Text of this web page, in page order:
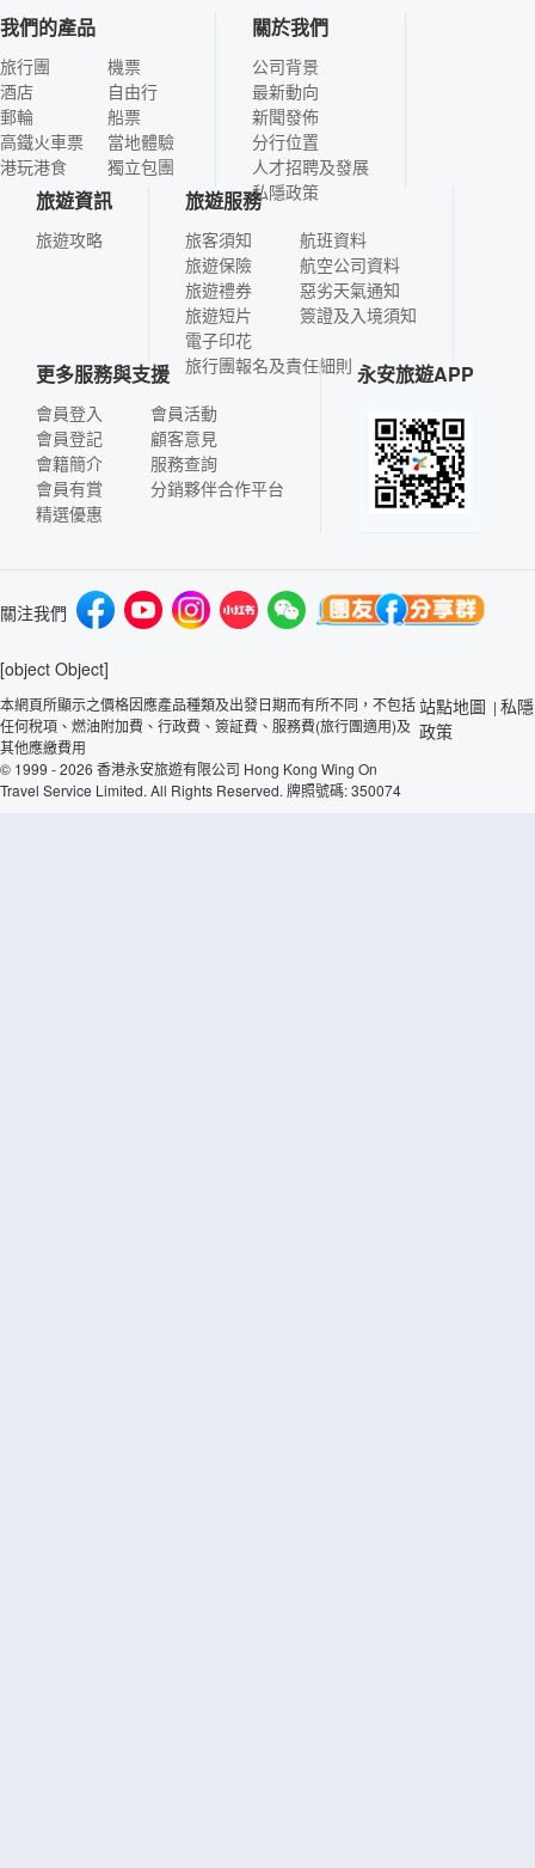
我們的產品
旅行團
酒店
郵輪
高鐵火車票
港玩港食
機票
自由行
船票
當地體驗
獨立包團
關於我們
公司背景
最新動向
新聞發佈
分行位置
人才招聘及發展
私隱政策
旅遊資訊
旅遊攻略
旅遊服務
旅客須知
旅遊保險
旅遊禮券
旅遊短片
電子印花
航班資料
航空公司資料
惡劣天氣通知
簽證及入境須知
旅行團報名及責任細則
更多服務與支援
會員登入
會員登記
會籍簡介
會員有賞
精選優惠
會員活動
顧客意見
服務查詢
分銷夥伴合作平台
永安旅遊APP
關注我們
[object Object]
本網頁所顯示之價格因應產品種類及出發日期而有所不同，不包括
任何稅項、燃油附加費、行政費、簽証費、服務費(旅行團適用)及
其他應繳費用
© 1999 - 2026 香港永安旅遊有限公司 Hong Kong Wing On
Travel Service Limited. All Rights Reserved. 牌照號碼: 350074
站點地圖 | 私隱
政策